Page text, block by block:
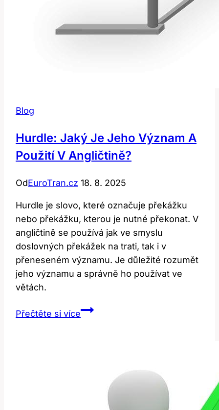
Blog
Hurdle: Jaký Je Jeho Význam A
Použití V Angličtině?
OdEuroTran.cz 18. 8. 2025
Hurdle je slovo, které označuje překážku
nebo překážku, kterou je nutné překonat. V
angličtině se používá jak ve smyslu
doslovných překážek na trati, tak i v
přeneseném významu. Je důležité rozumět
jeho významu a správně ho používat ve
větách.
Přečtěte si víceHurdle: